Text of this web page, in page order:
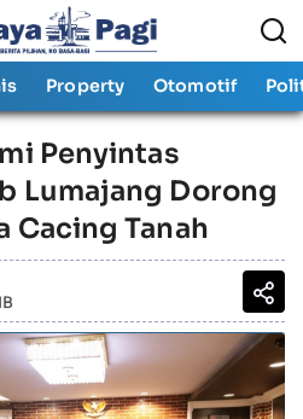
Property Otomotif
Penyintas
Lumajang Dorong
Cacing Tanah